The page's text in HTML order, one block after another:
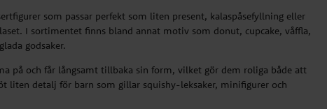
som passar perfekt som liten present, kalaspåsefyllning eller
I sortimentet finns bland annat motiv som donut, cupcake, våffla,
godsaker.
på och får långsamt tillbaka sin form, vilket gör dem roliga både att
liten detalj för barn som gillar squishy-leksaker, minifigurer och